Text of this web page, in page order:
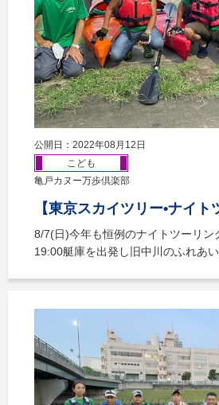
公開日：2022年08月12日
こども
亀戸カヌー万歩倶楽部
【東京スカイツリー•ナイト
8/7(日)今年も恒例のナイトツーリン
19:00艇庫を出発し旧中川のふれあ